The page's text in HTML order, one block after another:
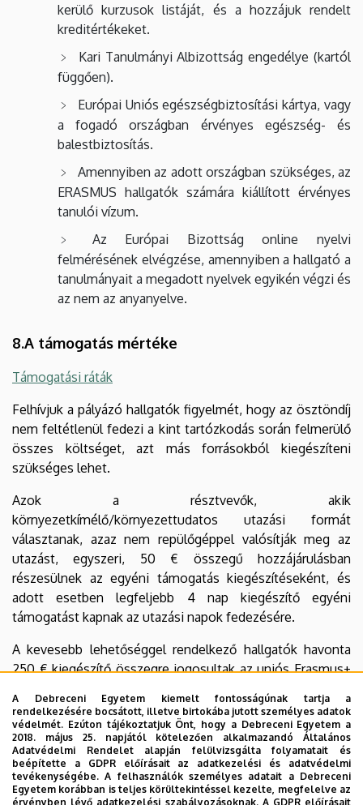
kerülő kurzusok listáját, és a hozzájuk rendelt
kreditértékeket.
Kari Tanulmányi Albizottság engedélye (kartól
függően).
Európai Uniós egészségbiztosítási kártya, vagy
a fogadó országban érvényes egészség- és
balestbiztosítás.
Amennyiben az adott országban szükséges, az
ERASMUS hallgatók számára kiállított érvényes
tanulói vízum.
Az Európai Bizottság online nyelvi
felmérésének elvégzése, amennyiben a hallgató a
tanulmányait a megadott nyelvek egyikén végzi és
az nem az anyanyelve.
8.A támogatás mértéke
Támogatási ráták
Felhívjuk a pályázó hallgatók figyelmét, hogy az ösztöndíj
nem feltétlenül fedezi a kint tartózkodás során felmerülő
összes költséget, azt más forrásokból kiegészíteni
szükséges lehet.
Azok a résztvevők, akik
környezetkímélő/környezettudatos utazási formát
választanak, azaz nem repülőgéppel valósítják meg az
utazást, egyszeri, 50 € összegű hozzájárulásban
részesülnek az egyéni támogatás kiegészítéseként, és
adott esetben legfeljebb 4 nap kiegészítő egyéni
támogatást kapnak az utazási napok fedezésére.
A kevesebb lehetőséggel rendelkező hallgatók havonta
250 € kiegészítő összegre jogosultak az uniós Erasmus+
Az esélyegyenlőségi támogatás külön igénylés alapján
történik.
9.Határidők
A Debreceni Egyetem kiemelt fontosságúnak tartja a
rendelkezésére bocsátott, illetve birtokába jutott személyes adatok
védelmét. Ezúton tájékoztatjuk Önt, hogy a Debreceni Egyetem a
2018. május 25. napjától kötelezően alkalmazandó Általános
Adatvédelmi Rendelet alapján felülvizsgálta folyamatait és
beépítette a GDPR előírásait az adatkezelési és adatvédelmi
tevékenységébe. A felhasználók személyes adatait a Debreceni
Egyetem korábban is teljes körültekintéssel kezelte, megfelelve az
érvényben lévő adatkezelési szabályozásoknak. A GDPR előírásait